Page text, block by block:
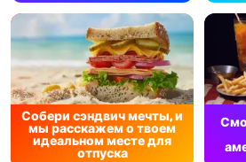
Собери сэндвич мечты, и
мы расскажем о твоем
идеальном месте для
отпуска